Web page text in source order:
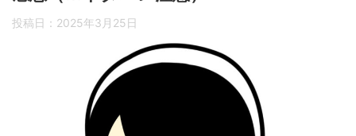
投稿日： 2025年3月25日